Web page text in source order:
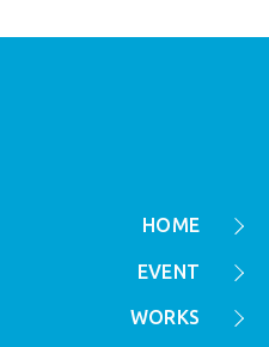
HOME
EVENT
WORKS